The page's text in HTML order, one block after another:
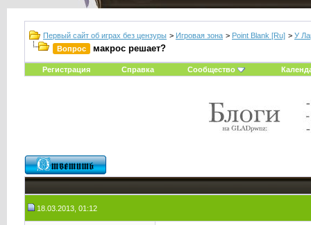
Первый сайт об играх без цензуры > Игровая зона > Point Blank [Ru] > У
Вопрос
макрос решает?
Регистрация Справка Сообщество
18.03.2013, 01:12